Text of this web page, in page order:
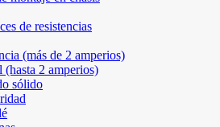
de resistencias
(más de 2 amperios)
(hasta 2 amperios)
sólido